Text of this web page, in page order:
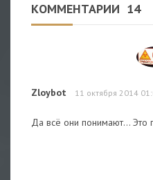
КОММЕНТАРИИ 14
Zloybot 11 октября 2014
Да всё они понимают... Это